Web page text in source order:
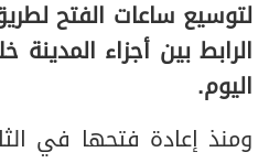
لتوسيع ساعات الفتح
الرابط بين أجزاء
اليوم.
ومنذ إعادة فتحها في